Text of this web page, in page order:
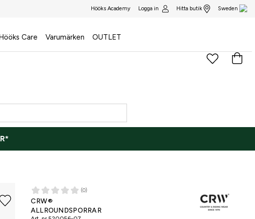
Hööks Academy Logga in Hitta butik Sweden
Care Varumärken OUTLET
(0)
CRW®
ALLROUNDSPORRAR